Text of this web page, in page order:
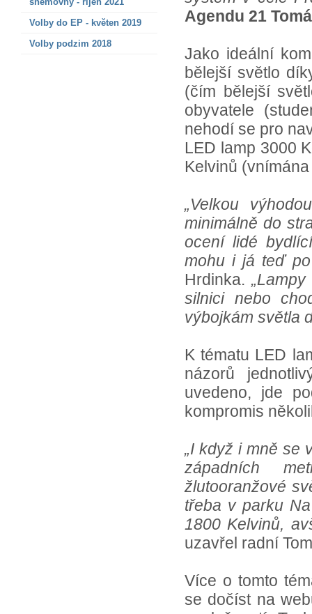
Volby do EP - květen 2019
Volby podzim 2018
Agendu 21
Jako ideální
bělejší světlo
(čím bělejší
obyvatele
nehodí se pro
LED lamp 3000
Kelvinů
„Velkou
minimálně do
ocení lidé
mohu i já teď
Hrdinka.
silnici nebo
výbojkám světla
K tématu LED
názorů
uvedeno, jde
kompromis
„I když i mně se
západních
žlutooranžové
třeba v parku
1800 Kelvinů,
uzavřel radní
Více o tomto
se dočíst na